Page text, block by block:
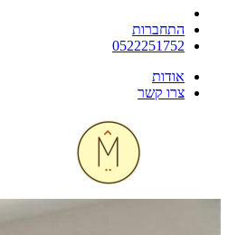
התחברות
0522251752
אודות
צרו קשר